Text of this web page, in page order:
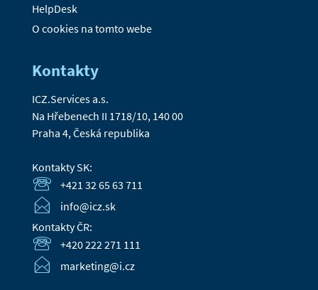
HelpDesk
O cookies na tomto webe
Kontakty
ICZ.Services a.s.
Na Hřebenech II 1718/10, 140 00
Praha 4, Česká republika
Kontakty SK:
+421 32 65 63 711
info@icz.sk
Kontakty ČR:
+420 222 271 111
marketing@i.cz